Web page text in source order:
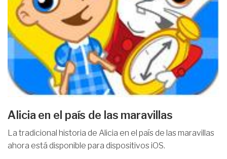
Alicia en el país de las maravillas
La tradicional historia de Alicia en el país de las maravillas
ahora está disponible para dispositivos iOS.